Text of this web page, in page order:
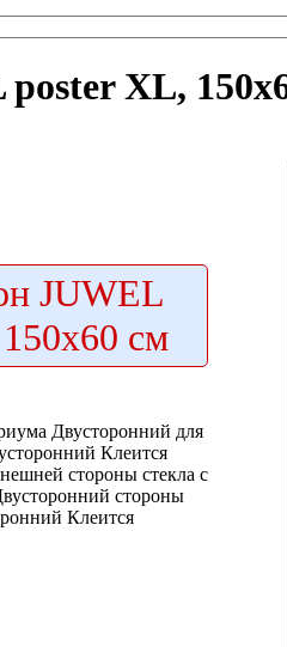
XL,
JUWEL
см
Двусторонний для
Клеится
стороны стекла с
стороны
Клеится